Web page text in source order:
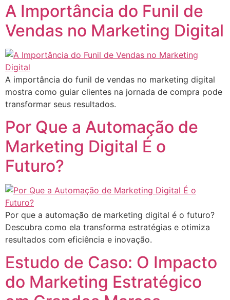
A Importância do Funil de
Vendas no Marketing Digital
A importância do funil de vendas no marketing digital
mostra como guiar clientes na jornada de compra pode
transformar seus resultados.
Por Que a Automação de
Marketing Digital É o
Futuro?
Por que a automação de marketing digital é o futuro?
Descubra como ela transforma estratégias e otimiza
resultados com eficiência e inovação.
Estudo de Caso: O Impacto
do Marketing Estratégico